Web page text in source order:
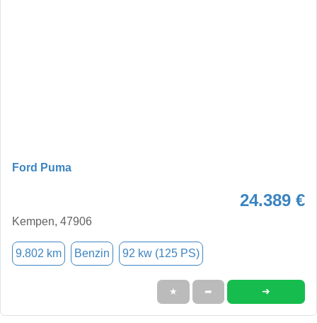
Ford Puma
24.389 €
Kempen, 47906
9.802 km Benzin 92 kw (125 PS)
★ ➦ ➜